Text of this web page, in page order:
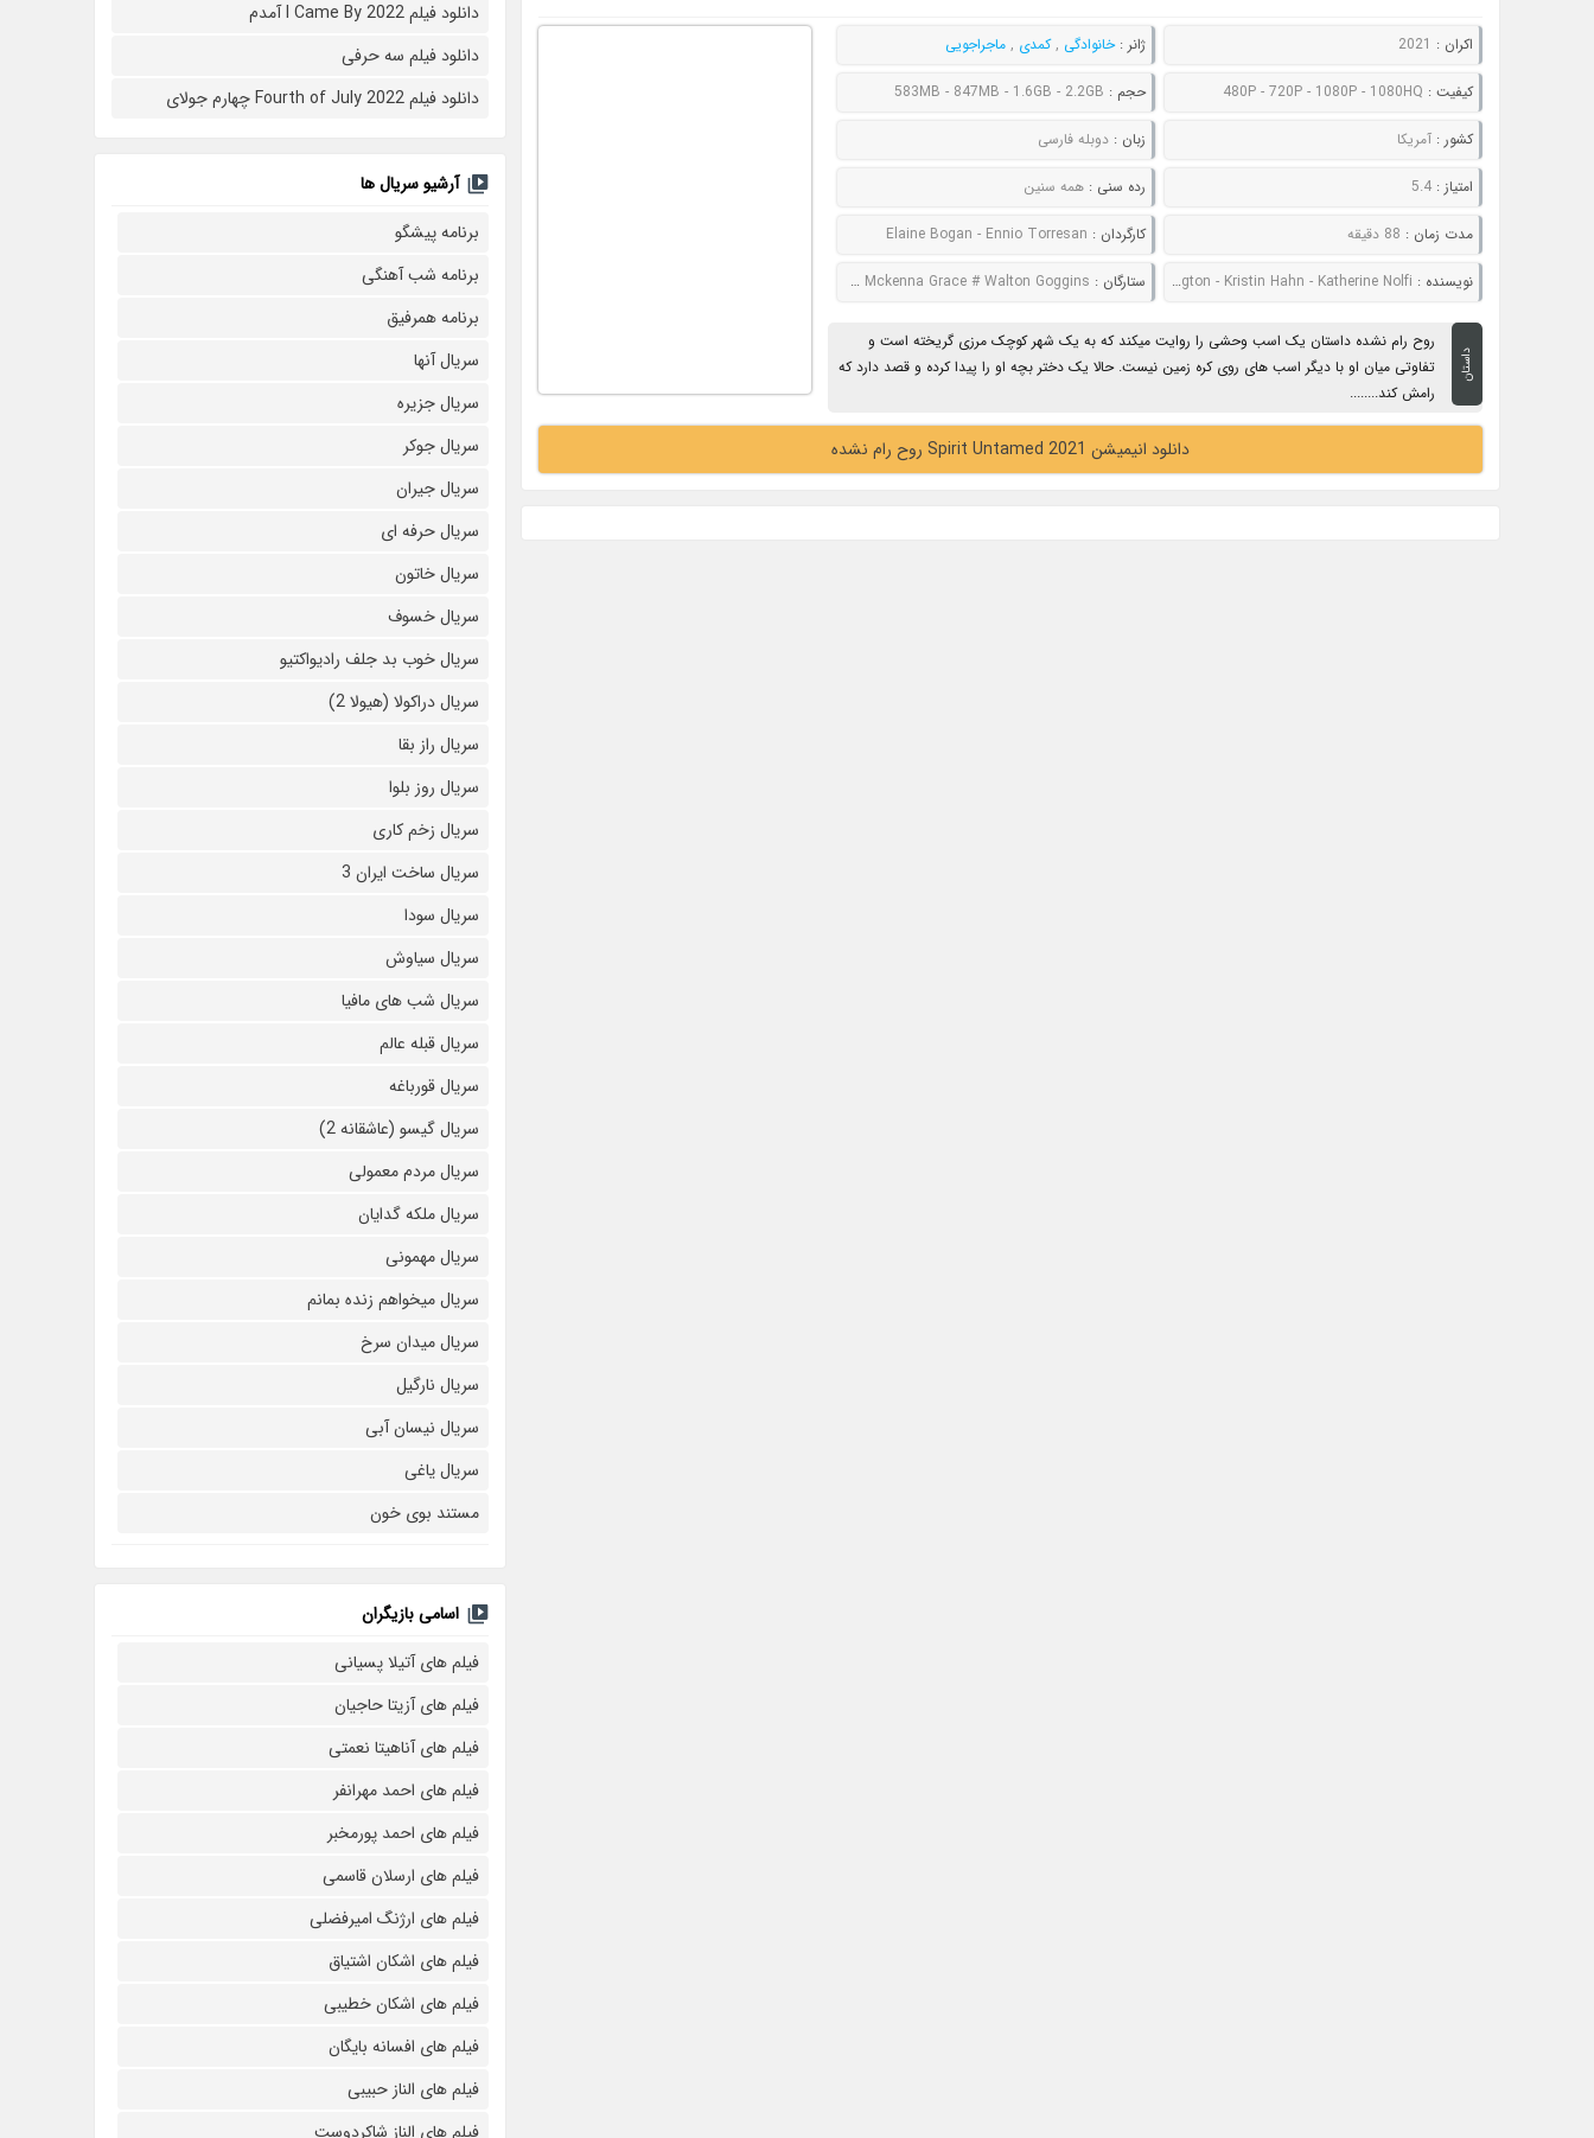
اکران : 2021 ژانر :خانوادگی ,کمدی ,ماجراجویی
کیفیت : 480P - 720P - 1080P - 1080HQ حجم : 583MB - 847MB - 1.6GB - 2.2GB
کشور :آمریکا زبان :دوبله فارسی
امتیاز :5.4 رده سنی :همه سنین
مدت زمان : 88 دقیقه کارگردان : Elaine Bogan - Ennio Torresan
نویسنده : Aury Wallington - Kristin Hahn - Katherine Nolfi ستارگان : Isabela Merced # Marsai Martin # Mckenna Grace # Walton Goggins
داستان
روح رام نشده داستان یک اسب وحشی را روایت میکند که به یک شهر کوچک مرزی گریخته است و
تفاوتی میان او با دیگر اسب های روی کره زمین نیست. حالا یک دختر بچه او را پیدا کرده و قصد دارد که
رامش کند........
دانلود انیمیشن Spirit Untamed 2021 روح رام نشده
دانلود فیلم I Came By 2022 آمدم
دانلود فیلم سه حرفی
دانلود فیلم Fourth of July 2022 چهارم جولای
آرشیو سریال ها
برنامه پیشگو
برنامه شب آهنگی
برنامه همرفیق
سریال آنها
سریال جزیره
سریال جوکر
سریال جیران
سریال حرفه ای
سریال خاتون
سریال خسوف
سریال خوب بد جلف رادیواکتیو
سریال دراکولا (هیولا 2)
سریال راز بقا
سریال روز بلوا
سریال زخم کاری
سریال ساخت ایران 3
سریال سودا
سریال سیاوش
سریال شب های مافیا
سریال قبله عالم
سریال قورباغه
سریال گیسو (عاشقانه 2)
سریال مردم معمولی
سریال ملکه گدایان
سریال مهمونی
سریال میخواهم زنده بمانم
سریال میدان سرخ
سریال نارگیل
سریال نیسان آبی
سریال یاغی
مستند بوی خون
اسامی بازیگران
فیلم های آتیلا پسیانی
فیلم های آزیتا حاجیان
فیلم های آناهیتا نعمتی
فیلم های احمد مهرانفر
فیلم های احمد پورمخبر
فیلم های ارسلان قاسمی
فیلم های ارژنگ امیرفضلی
فیلم های اشکان اشتیاق
فیلم های اشکان خطیبی
فیلم های افسانه بایگان
فیلم های الناز حبیبی
فیلم های الناز شاکردوست